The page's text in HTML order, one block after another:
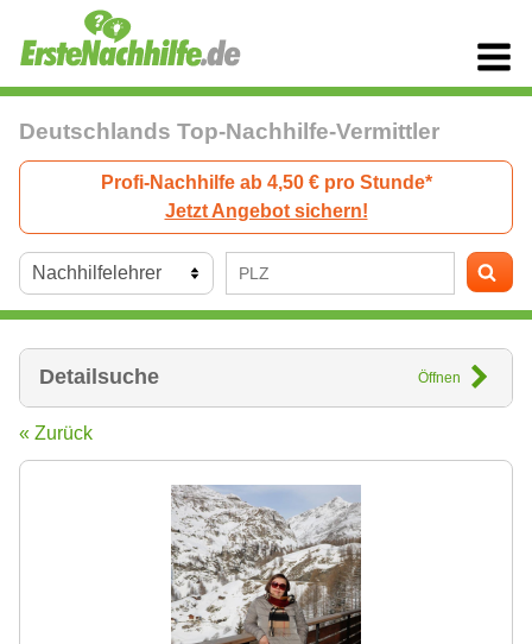
Deutschlands Top-Nachhilfe-Vermittler
Profi-Nachhilfe ab 4,50 € pro Stunde*
Jetzt Angebot sichern!
Detailsuche Öffnen
« Zurück